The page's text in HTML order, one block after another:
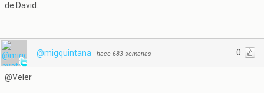
de David.
0
@migquintana · hace 683 semanas
@Veler